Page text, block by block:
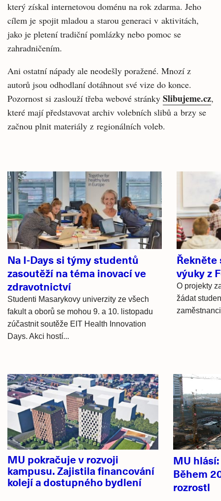
který získal internetovou doménu na rok zdarma. Jeho
cílem je spojit mladou a starou generaci v aktivitách,
jako je pletení tradiční pomlázky nebo pomoc se
zahradničením.
Ani ostatní nápady ale neodešly poražené. Mnozí z
autorů jsou odhodlaní dotáhnout své vize do konce.
Pozornost si zaslouží třeba webové stránky Slibujeme.cz,
které mají představovat archiv volebních slibů a brzy se
začnou plnit materiály z regionálních voleb.
Související
články
Na I-Days si týmy studentů
zasoutěží na téma inovací ve
zdravotnictví
Studenti Masarykovy univerzity ze všech
fakult a oborů se mohou 9. a 10. listopadu
zúčastnit soutěže EIT Health Innovation
Days. Akci hostí...
Řekněte
výuky z
O projekty
žádat
Hlavní
novinky
MU pokračuje v rozvoji
kampusu. Zajistila financování
kolejí a dostupného bydlení
MU
Během
rozrostl